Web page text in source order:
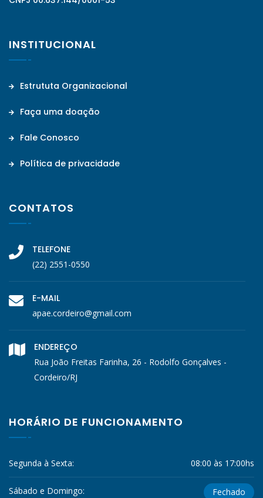
INSTITUCIONAL
Estrututa Organizacional
Faça uma doação
Fale Conosco
Política de privacidade
CONTATOS
TELEFONE
(22) 2551-0550
E-MAIL
apae.cordeiro@gmail.com
ENDEREÇO
Rua João Freitas Farinha, 26 - Rodolfo Gonçalves -
Cordeiro/RJ
HORÁRIO DE FUNCIONAMENTO
Segunda à Sexta: 08:00 às 17:00hs
Sábado e Domingo: Fechado